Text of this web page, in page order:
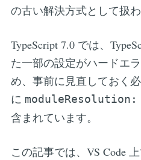
の古い解決方式として扱わ
TypeScript 7.0 では、
た一部の設定がハードエ
め、事前に見直しておく
に
含まれています。
この記事では、VS Code